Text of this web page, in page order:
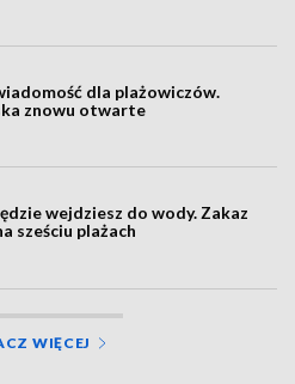
dla plażowiczów.
znowu otwarte
wejdziesz do wody. Zakaz
sześciu plażach
WIĘCEJ